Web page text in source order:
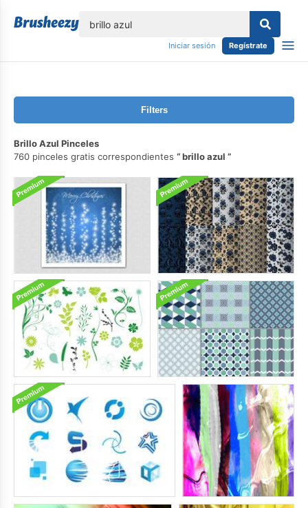
Iniciar sesión Regístrate
Filters
Brillo Azul Pinceles
760 pinceles gratis correspondientes
brillo azul